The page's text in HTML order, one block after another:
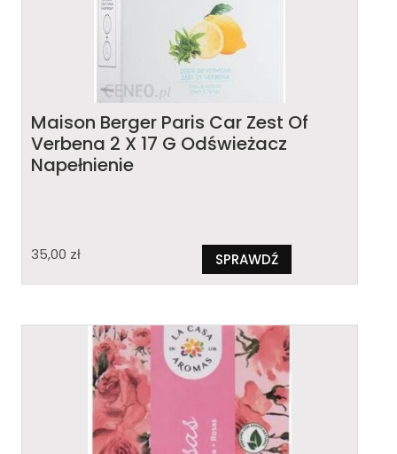
Maison Berger Paris Car Zest Of
Verbena 2 X 17 G Odświeżacz
Napełnienie
35,00 zł SPRAWDŹ